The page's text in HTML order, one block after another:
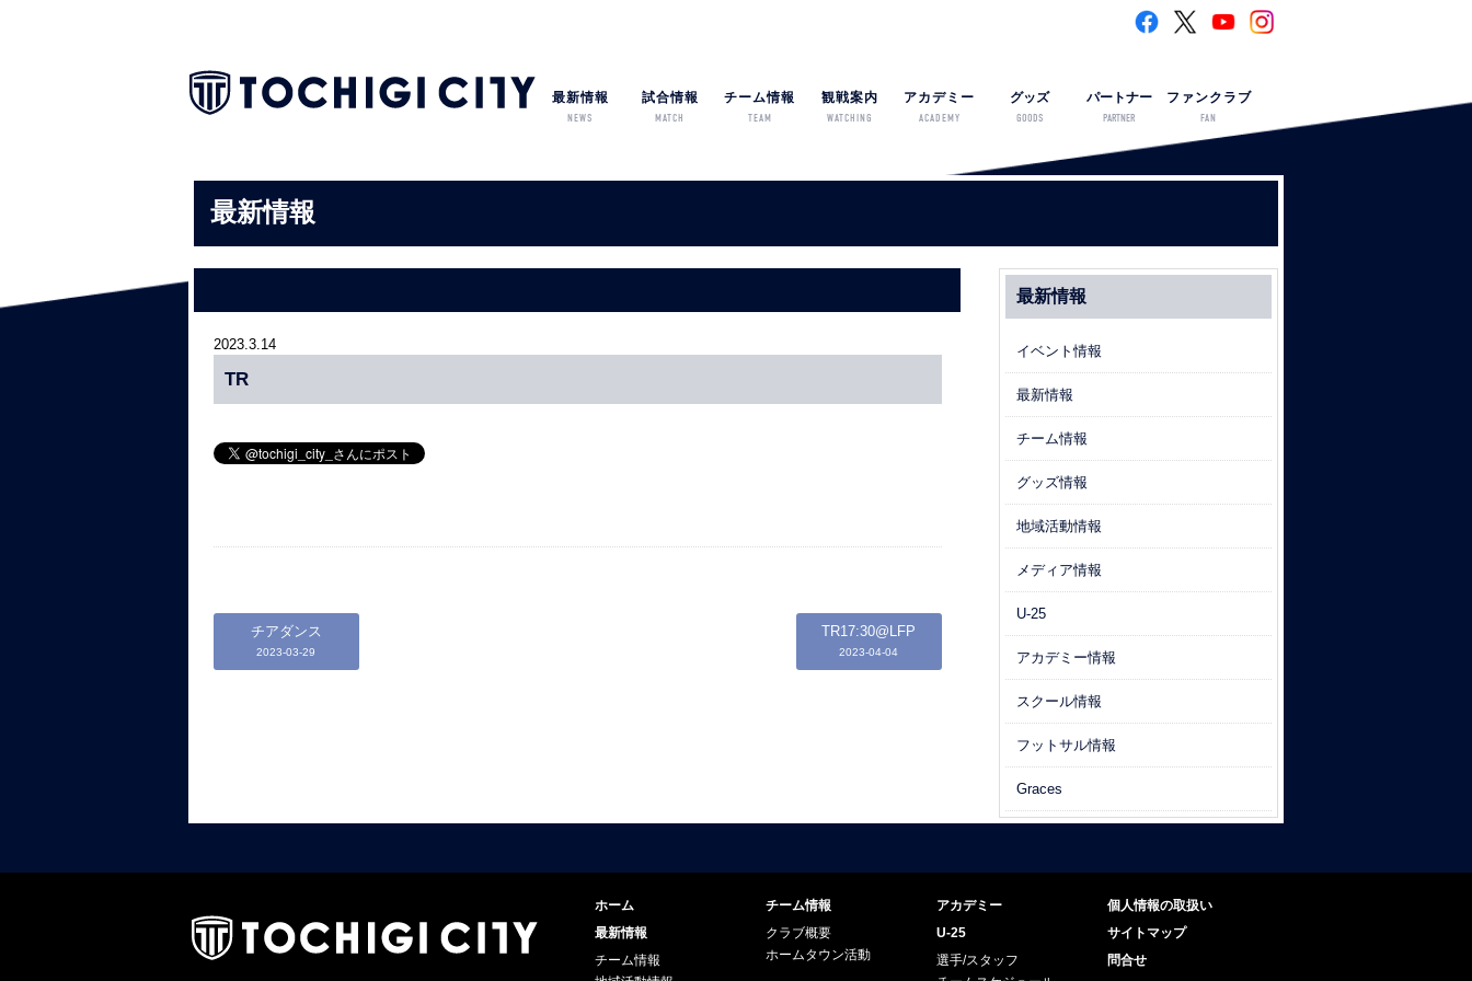
最新情報
NEWS
試合情報
MATCH
チーム情報
TEAM
観戦案内
WATCHING
アカデミー
ACADEMY
グッズ
GOODS
パートナー
PARTNER
ファンクラブ
FAN
最新情報
2023.3.14
TR
チアダンス
2023-03-29
TR17:30@LFP
2023-04-04
最新情報
イベント情報
最新情報
チーム情報
グッズ情報
地域活動情報
メディア情報
U-25
アカデミー情報
スクール情報
フットサル情報
Graces
ホーム
最新情報
チーム情報
チーム情報
クラブ概要
ホームタウン活動
アカデミー
U-25
選手/スタッフ
個人情報の取扱い
サイトマップ
問合せ